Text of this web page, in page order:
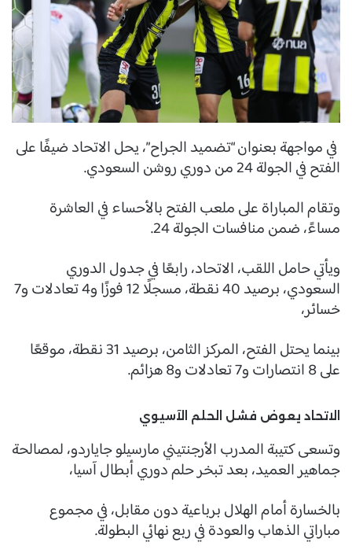
في مواجهة بعنوان “تضميد الجراح”، يحل الاتحاد ضيفًا على
الفتح في الجولة 24 من دوري روشن السعودي.
وتقام المباراة على ملعب الفتح بالأحساء في العاشرة
مساءً، ضمن منافسات الجولة 24.
ويأتي حامل اللقب، الاتحاد، رابعًا في جدول الدوري
السعودي، برصيد 40 نقطة، مسجلًا 12 فوزًا و4 تعادلات و7
خسائر،
بينما يحتل الفتح، المركز الثامن، برصيد 31 نقطة، موقعًا
على 8 انتصارات و7 تعادلات و8 هزائم.
الاتحاد يعوض فشل الحلم الآسيوي
وتسعى كتيبة المدرب الأرجنتيني مارسيلو جاياردو، لمصالحة
جماهير العميد، بعد تبخر حلم دوري أبطال آسيا،
بالخسارة أمام الهلال برباعية دون مقابل، في مجموع
مباراتي الذهاب والعودة في ربع نهائي البطولة.